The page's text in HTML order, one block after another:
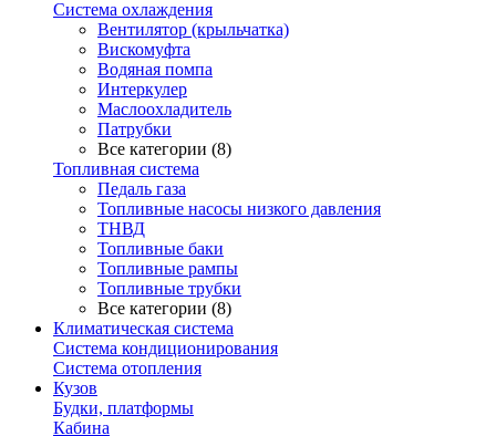
Система охлаждения
Вентилятор (крыльчатка)
Вискомуфта
Водяная помпа
Интеркулер
Маслоохладитель
Патрубки
Все категории (8)
Топливная система
Педаль газа
Топливные насосы низкого давления
ТНВД
Топливные баки
Топливные рампы
Топливные трубки
Все категории (8)
Климатическая система
Система кондиционирования
Система отопления
Кузов
Будки, платформы
Кабина